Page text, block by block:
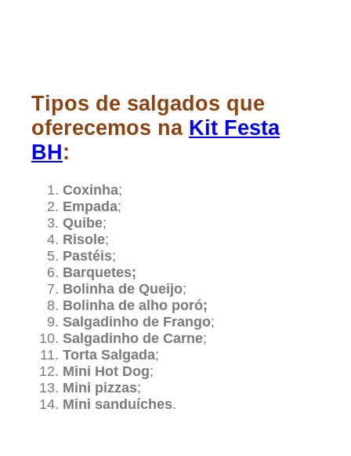
Tipos de salgados que
oferecemos na Kit Festa
BH:
Coxinha;
Empada;
Quibe;
Risole;
Pastéis;
Barquetes;
Bolinha de Queijo;
Bolinha de alho poró;
Salgadinho de Frango;
Salgadinho de Carne;
Torta Salgada;
Mini Hot Dog;
Mini pizzas;
Mini sanduíches.